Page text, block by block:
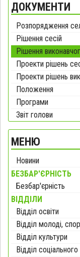
ДОКУМЕНТИ
Розпорядження
Рішення сесій
Рішення
Проекти рішень
Проекти рішень
Положення
Програми
Звіт голови
МЕНЮ
Новини
БЕЗБАР'ЄРНІСТЬ
Безбар'єрність
ВІДДІЛИ
Відділ освіти
Відділ молоді,
Відділ культури
Відділ